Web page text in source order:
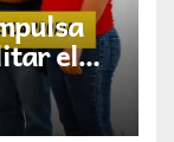
el